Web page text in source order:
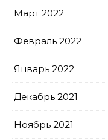
Март 2022
Февраль 2022
Январь 2022
Декабрь 2021
Ноябрь 2021